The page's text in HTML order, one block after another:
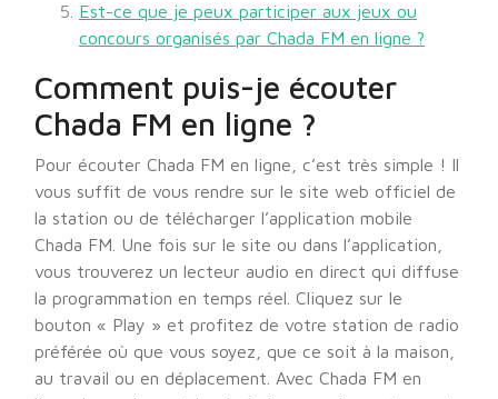
Est-ce que je peux participer aux jeux ou
concours organisés par Chada FM en ligne ?
Comment puis-je écouter
Chada FM en ligne ?
Pour écouter Chada FM en ligne, c’est très simple ! Il
vous suffit de vous rendre sur le site web officiel de
la station ou de télécharger l’application mobile
Chada FM. Une fois sur le site ou dans l’application,
vous trouverez un lecteur audio en direct qui diffuse
la programmation en temps réel. Cliquez sur le
bouton « Play » et profitez de votre station de radio
préférée où que vous soyez, que ce soit à la maison,
au travail ou en déplacement. Avec Chada FM en